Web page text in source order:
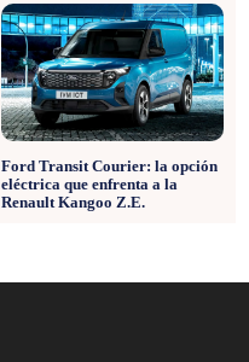
Ford Transit Courier: la opción
eléctrica que enfrenta a la
Renault Kangoo Z.E.